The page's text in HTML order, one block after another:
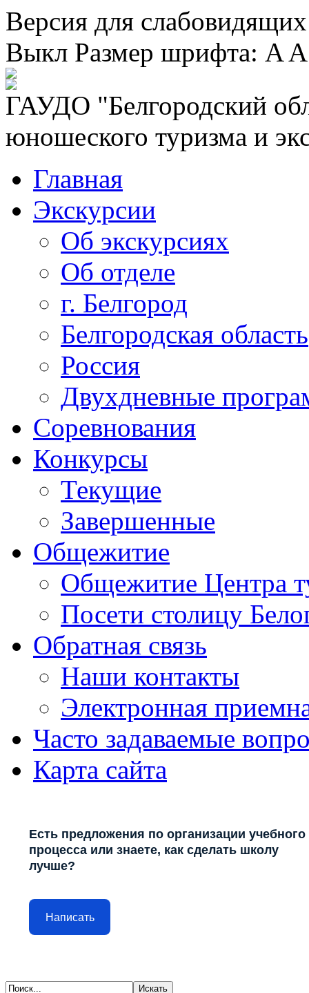
Версия для
Выкл Размер шрифта: A A
ГАУДО "Белгородский
юношеского туризма и
Главная
Экскурсии
Об экскурсиях
Об отделе
г. Белгород
Белгородская область
Россия
Двухдневные
Соревнования
Конкурсы
Текущие
Завершенные
Общежитие
Общежитие Центра
Посети столицу
Обратная связь
Наши контакты
Электронная
Часто задаваемые
Карта сайта
Есть предложения по организации учебного
процесса или знаете, как сделать школу
лучше?
Написать